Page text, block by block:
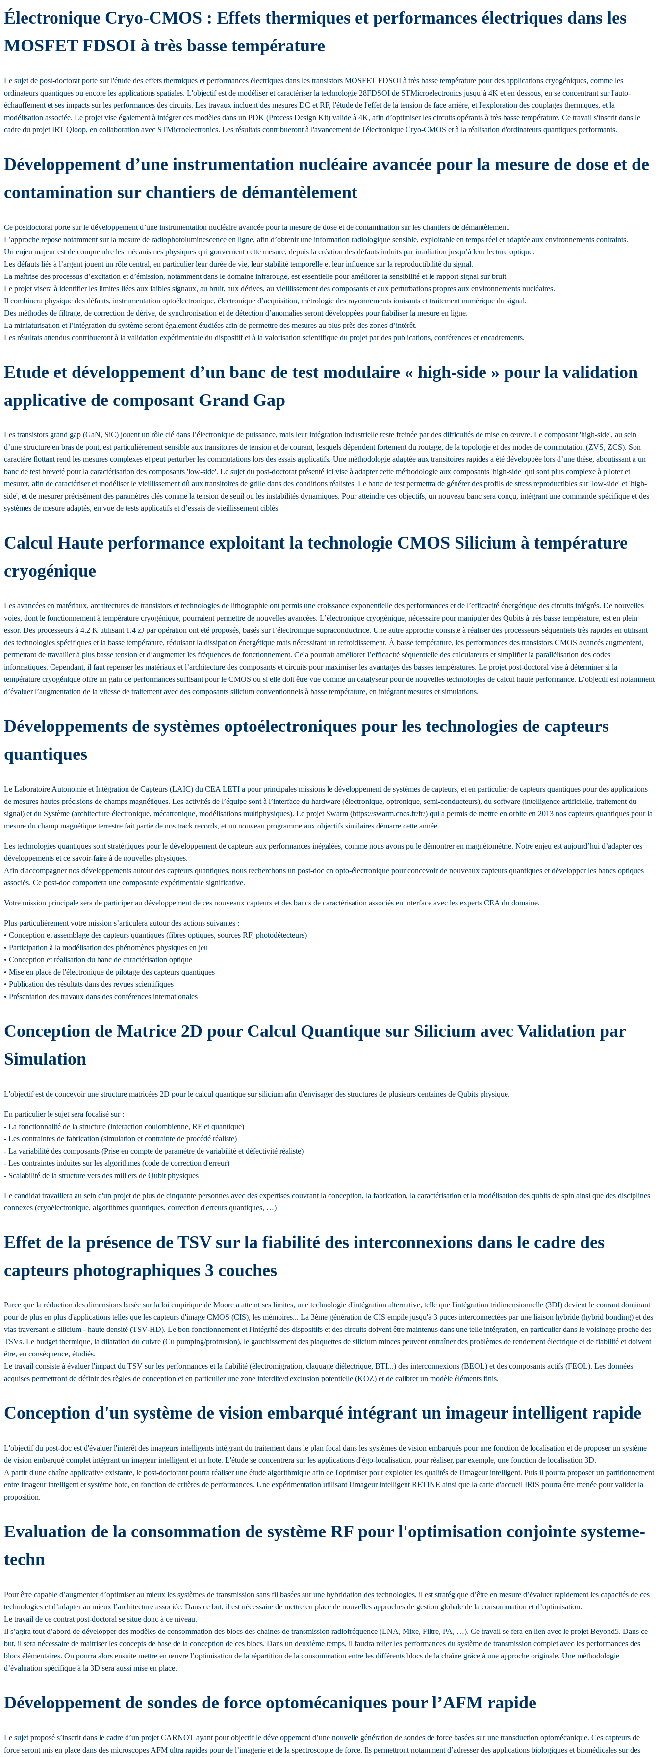
Électronique Cryo-CMOS : Effets thermiques et performances électriques dans les
MOSFET FDSOI à très basse température
Le sujet de post-doctorat porte sur l'étude des effets thermiques et performances électriques dans les transistors MOSFET FDSOI à très basse température pour des applications cryogéniques, comme les
ordinateurs quantiques ou encore les applications spatiales. L'objectif est de modéliser et caractériser la technologie 28FDSOI de STMicroelectronics jusqu’à 4K et en dessous, en se concentrant sur l'auto-
échauffement et ses impacts sur les performances des circuits. Les travaux incluent des mesures DC et RF, l'étude de l'effet de la tension de face arrière, et l'exploration des couplages thermiques, et la
modélisation associée. Le projet vise également à intégrer ces modèles dans un PDK (Process Design Kit) valide à 4K, afin d’optimiser les circuits opérants à très basse température. Ce travail s'inscrit dans le
cadre du projet IRT Qloop, en collaboration avec STMicroelectronics. Les résultats contribueront à l'avancement de l'électronique Cryo-CMOS et à la réalisation d'ordinateurs quantiques performants.
Développement d’une instrumentation nucléaire avancée pour la mesure de dose et de
contamination sur chantiers de démantèlement
Ce postdoctorat porte sur le développement d’une instrumentation nucléaire avancée pour la mesure de dose et de contamination sur les chantiers de démantèlement.
L’approche repose notamment sur la mesure de radiophotoluminescence en ligne, afin d’obtenir une information radiologique sensible, exploitable en temps réel et adaptée aux environnements contraints.
Un enjeu majeur est de comprendre les mécanismes physiques qui gouvernent cette mesure, depuis la création des défauts induits par irradiation jusqu’à leur lecture optique.
Les défauts liés à l’argent jouent un rôle central, en particulier leur durée de vie, leur stabilité temporelle et leur influence sur la reproductibilité du signal.
La maîtrise des processus d’excitation et d’émission, notamment dans le domaine infrarouge, est essentielle pour améliorer la sensibilité et le rapport signal sur bruit.
Le projet visera à identifier les limites liées aux faibles signaux, au bruit, aux dérives, au vieillissement des composants et aux perturbations propres aux environnements nucléaires.
Il combinera physique des défauts, instrumentation optoélectronique, électronique d’acquisition, métrologie des rayonnements ionisants et traitement numérique du signal.
Des méthodes de filtrage, de correction de dérive, de synchronisation et de détection d’anomalies seront développées pour fiabiliser la mesure en ligne.
La miniaturisation et l’intégration du système seront également étudiées afin de permettre des mesures au plus près des zones d’intérêt.
Les résultats attendus contribueront à la validation expérimentale du dispositif et à la valorisation scientifique du projet par des publications, conférences et encadrements.
Etude et développement d’un banc de test modulaire « high-side » pour la validation
applicative de composant Grand Gap
Les transistors grand gap (GaN, SiC) jouent un rôle clé dans l’électronique de puissance, mais leur intégration industrielle reste freinée par des difficultés de mise en œuvre. Le composant 'high-side', au sein
d’une structure en bras de pont, est particulièrement sensible aux transitoires de tension et de courant, lesquels dépendent fortement du routage, de la topologie et des modes de commutation (ZVS, ZCS). Son
caractère flottant rend les mesures complexes et peut perturber les commutations lors des essais applicatifs. Une méthodologie adaptée aux transitoires rapides a été développée lors d’une thèse, aboutissant à un
banc de test breveté pour la caractérisation des composants 'low-side'. Le sujet du post-doctorat présenté ici vise à adapter cette méthodologie aux composants 'high-side' qui sont plus complexe à piloter et
mesurer, afin de caractériser et modéliser le vieillissement dû aux transitoires de grille dans des conditions réalistes. Le banc de test permettra de générer des profils de stress reproductibles sur 'low-side' et 'high-
side', et de mesurer précisément des paramètres clés comme la tension de seuil ou les instabilités dynamiques. Pour atteindre ces objectifs, un nouveau banc sera conçu, intégrant une commande spécifique et des
systèmes de mesure adaptés, en vue de tests applicatifs et d’essais de vieillissement ciblés.
Calcul Haute performance exploitant la technologie CMOS Silicium à température
cryogénique
Les avancées en matériaux, architectures de transistors et technologies de lithographie ont permis une croissance exponentielle des performances et de l’efficacité énergétique des circuits intégrés. De nouvelles
voies, dont le fonctionnement à température cryogénique, pourraient permettre de nouvelles avancées. L’électronique cryogénique, nécessaire pour manipuler des Qubits à très basse température, est en plein
essor. Des processeurs à 4.2 K utilisant 1.4 zJ par opération ont été proposés, basés sur l’électronique supraconductrice. Une autre approche consiste à réaliser des processeurs séquentiels très rapides en utilisant
des technologies spécifiques et la basse température, réduisant la dissipation énergétique mais nécessitant un refroidissement. À basse température, les performances des transistors CMOS avancés augmentent,
permettant de travailler à plus basse tension et d’augmenter les fréquences de fonctionnement. Cela pourrait améliorer l’efficacité séquentielle des calculateurs et simplifier la parallélisation des codes
informatiques. Cependant, il faut repenser les matériaux et l’architecture des composants et circuits pour maximiser les avantages des basses températures. Le projet post-doctoral vise à déterminer si la
température cryogénique offre un gain de performances suffisant pour le CMOS ou si elle doit être vue comme un catalyseur pour de nouvelles technologies de calcul haute performance. L’objectif est notamment
d’évaluer l’augmentation de la vitesse de traitement avec des composants silicium conventionnels à basse température, en intégrant mesures et simulations.
Développements de systèmes optoélectroniques pour les technologies de capteurs
quantiques
Le Laboratoire Autonomie et Intégration de Capteurs (LAIC) du CEA LETI a pour principales missions le développement de systèmes de capteurs, et en particulier de capteurs quantiques pour des applications
de mesures hautes précisions de champs magnétiques. Les activités de l’équipe sont à l’interface du hardware (électronique, optronique, semi-conducteurs), du software (intelligence artificielle, traitement du
signal) et du Système (architecture électronique, mécatronique, modélisations multiphysiques). Le projet Swarm (https://swarm.cnes.fr/fr/) qui a permis de mettre en orbite en 2013 nos capteurs quantiques pour la
mesure du champ magnétique terrestre fait partie de nos track records, et un nouveau programme aux objectifs similaires démarre cette année.
Les technologies quantiques sont stratégiques pour le développement de capteurs aux performances inégalées, comme nous avons pu le démontrer en magnétométrie. Notre enjeu est aujourd’hui d’adapter ces
développements et ce savoir-faire à de nouvelles physiques.
Afin d'accompagner nos développements autour des capteurs quantiques, nous recherchons un post-doc en opto-électronique pour concevoir de nouveaux capteurs quantiques et développer les bancs optiques
associés. Ce post-doc comportera une composante expérimentale significative.
Votre mission principale sera de participer au développement de ces nouveaux capteurs et des bancs de caractérisation associés en interface avec les experts CEA du domaine.
Plus particulièrement votre mission s’articulera autour des actions suivantes :
• Conception et assemblage des capteurs quantiques (fibres optiques, sources RF, photodétecteurs)
• Participation à la modélisation des phénomènes physiques en jeu
• Conception et réalisation du banc de caractérisation optique
• Mise en place de l'électronique de pilotage des capteurs quantiques
• Publication des résultats dans des revues scientifiques
• Présentation des travaux dans des conférences internationales
Conception de Matrice 2D pour Calcul Quantique sur Silicium avec Validation par
Simulation
L'objectif est de concevoir une structure matricées 2D pour le calcul quantique sur silicium afin d'envisager des structures de plusieurs centaines de Qubits physique.
En particulier le sujet sera focalisé sur :
- La fonctionnalité de la structure (interaction coulombienne, RF et quantique)
- Les contraintes de fabrication (simulation et contrainte de procédé réaliste)
- La variabilité des composants (Prise en compte de paramètre de variabilité et défectivité réaliste)
- Les contraintes induites sur les algorithmes (code de correction d'erreur)
- Scalabilité de la structure vers des milliers de Qubit physiques
Le candidat travaillera au sein d'un projet de plus de cinquante personnes avec des expertises couvrant la conception, la fabrication, la caractérisation et la modélisation des qubits de spin ainsi que des disciplines
connexes (cryoélectronique, algorithmes quantiques, correction d'erreurs quantiques, …)
Effet de la présence de TSV sur la fiabilité des interconnexions dans le cadre des
capteurs photographiques 3 couches
Parce que la réduction des dimensions basée sur la loi empirique de Moore a atteint ses limites, une technologie d'intégration alternative, telle que l'intégration tridimensionnelle (3DI) devient le courant dominant
pour de plus en plus d'applications telles que les capteurs d'image CMOS (CIS), les mémoires... La 3ème génération de CIS empile jusqu'à 3 puces interconnectées par une liaison hybride (hybrid bonding) et des
vias traversant le silicium - haute densité (TSV-HD). Le bon fonctionnement et l'intégrité des dispositifs et des circuits doivent être maintenus dans une telle intégration, en particulier dans le voisinage proche des
TSVs. Le budget thermique, la dilatation du cuivre (Cu pumping/protrusion), le gauchissement des plaquettes de silicium minces peuvent entraîner des problèmes de rendement électrique et de fiabilité et doivent
être, en conséquence, étudiés.
Le travail consiste à évaluer l'impact du TSV sur les performances et la fiabilité (électromigration, claquage diélectrique, BTI...) des interconnexions (BEOL) et des composants actifs (FEOL). Les données
acquises permettront de définir des règles de conception et en particulier une zone interdite/d'exclusion potentielle (KOZ) et de calibrer un modèle éléments finis.
Conception d'un système de vision embarqué intégrant un imageur intelligent rapide
L'objectif du post-doc est d'évaluer l'intérêt des imageurs intelligents intégrant du traitement dans le plan focal dans les systèmes de vision embarqués pour une fonction de localisation et de proposer un système
de vision embarqué complet intégrant un imageur intelligent et un hote. L'étude se concentrera sur les applications d'égo-localisation, pour réaliser, par exemple, une fonction de localisation 3D.
A partir d'une chaîne applicative existante, le post-doctorant pourra réaliser une étude algorithmique afin de l'optimiser pour exploiter les qualités de l'imageur intelligent. Puis il pourra proposer un partitionnement
entre imageur intelligent et système hote, en fonction de critères de performances. Une expérimentation utilisant l'imageur intelligent RETINE ainsi que la carte d'accueil IRIS pourra être menée pour valider la
proposition.
Evaluation de la consommation de système RF pour l'optimisation conjointe systeme-
techn
Pour être capable d’augmenter d’optimiser au mieux les systèmes de transmission sans fil basées sur une hybridation des technologies, il est stratégique d’être en mesure d’évaluer rapidement les capacités de ces
technologies et d’adapter au mieux l’architecture associée. Dans ce but, il est nécessaire de mettre en place de nouvelles approches de gestion globale de la consommation et d’optimisation.
Le travail de ce contrat post-doctoral se situe donc à ce niveau.
Il s’agira tout d’abord de développer des modèles de consommation des blocs des chaines de transmission radiofréquence (LNA, Mixe, Filtre, PA, …). Ce travail se fera en lien avec le projet Beyond5. Dans ce
but, il sera nécessaire de maitriser les concepts de base de la conception de ces blocs. Dans un deuxième temps, il faudra relier les performances du système de transmission complet avec les performances des
blocs élémentaires. On pourra alors ensuite mettre en œuvre l’optimisation de la répartition de la consommation entre les différents blocs de la chaîne grâce à une approche originale. Une méthodologie
d’évaluation spécifique à la 3D sera aussi mise en place.
Développement de sondes de force optomécaniques pour l’AFM rapide
Le sujet proposé s’inscrit dans le cadre d’un projet CARNOT ayant pour objectif le développement d’une nouvelle génération de sondes de force basées sur une transduction optomécanique. Ces capteurs de
force seront mis en place dans des microscopes AFM ultra rapides pour de l’imagerie et de la spectroscopie de force. Ils permettront notamment d’adresser des applications biologiques et biomédicales sur des